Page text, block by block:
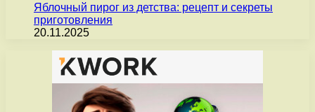
Яблочный пирог из детства: рецепт и секреты
приготовления
20.11.2025